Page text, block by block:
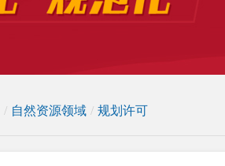
/ 自然资源领域 / 规划许可